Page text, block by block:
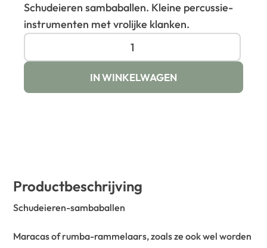
Schudeieren sambaballen. Kleine percussie-
instrumenten met vrolijke klanken.
IN WINKELWAGEN
Productbeschrijving
Schudeieren-sambaballen
Maracas of rumba-rammelaars, zoals ze ook wel worden